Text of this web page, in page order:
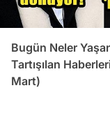
Bugün Neler
Tartışılan
Mart)